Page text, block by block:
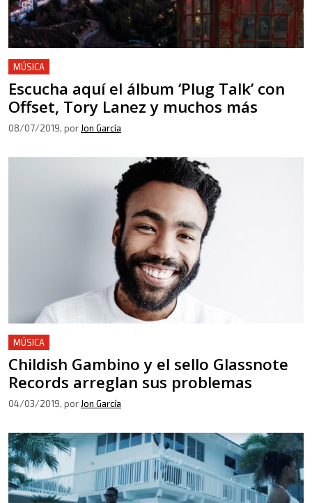
MÚSICA
Escucha aquí el álbum ‘Plug Talk’ con
Offset, Tory Lanez y muchos más
08/07/2019, por Jon García
MÚSICA
Childish Gambino y el sello Glassnote
Records arreglan sus problemas
04/03/2019, por Jon García